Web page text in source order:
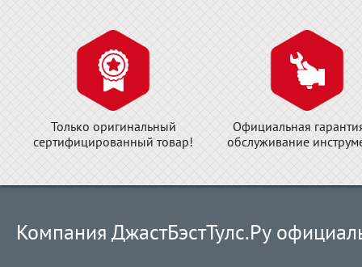
Только оригинальный
сертифицированный товар!
Официальная
обслуживание
Компания ДжастБэстТулс.Ру